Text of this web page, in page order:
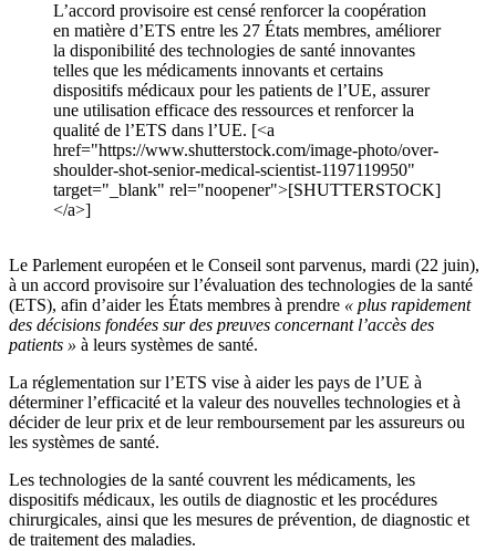
L’accord provisoire est censé renforcer la coopération
en matière d’ETS entre les 27 États membres, améliorer
la disponibilité des technologies de santé innovantes
telles que les médicaments innovants et certains
dispositifs médicaux pour les patients de l’UE, assurer
une utilisation efficace des ressources et renforcer la
qualité de l’ETS dans l’UE. [<a
href="https://www.shutterstock.com/image-photo/over-
shoulder-shot-senior-medical-scientist-1197119950"
target="_blank" rel="noopener">[SHUTTERSTOCK]
</a>]
Le Parlement européen et le Conseil sont parvenus, mardi (22 juin),
à un accord provisoire sur l’évaluation des technologies de la santé
(ETS), afin d’aider les États membres à prendre « plus rapidement
des décisions fondées sur des preuves concernant l’accès des
patients » à leurs systèmes de santé.
La réglementation sur l’ETS vise à aider les pays de l’UE à
déterminer l’efficacité et la valeur des nouvelles technologies et à
décider de leur prix et de leur remboursement par les assureurs ou
les systèmes de santé.
Les technologies de la santé couvrent les médicaments, les
dispositifs médicaux, les outils de diagnostic et les procédures
chirurgicales, ainsi que les mesures de prévention, de diagnostic et
de traitement des maladies.